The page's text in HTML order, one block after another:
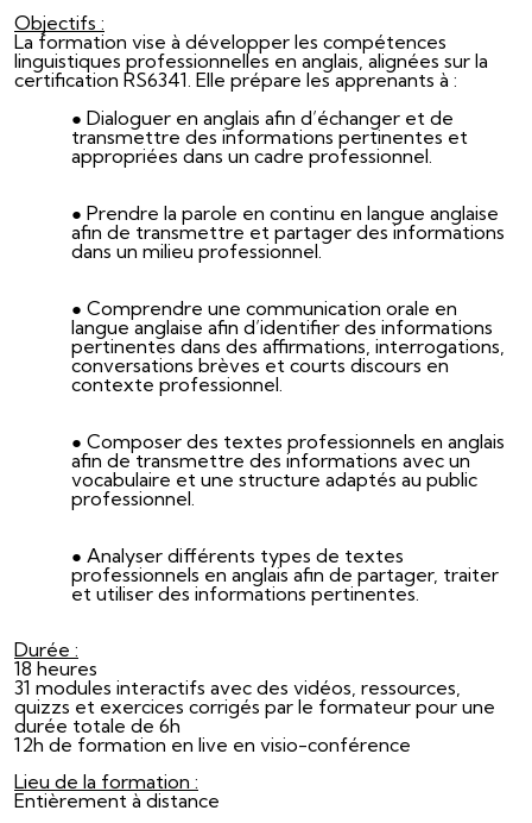
Objectifs :
La formation vise à développer les compétences
linguistiques professionnelles en anglais, alignées sur la
certification RS6341. Elle prépare les apprenants à :
Dialoguer en anglais afin d’échanger et de
transmettre des informations pertinentes et
appropriées dans un cadre professionnel.
Prendre la parole en continu en langue anglaise
afin de transmettre et partager des informations
dans un milieu professionnel.
Comprendre une communication orale en
langue anglaise afin d’identifier des informations
pertinentes dans des affirmations, interrogations,
conversations brèves et courts discours en
contexte professionnel.
Composer des textes professionnels en anglais
afin de transmettre des informations avec un
vocabulaire et une structure adaptés au public
professionnel.
Analyser différents types de textes
professionnels en anglais afin de partager, traiter
et utiliser des informations pertinentes.
Durée :
18 heures
31 modules interactifs avec des vidéos, ressources,
quizzs et exercices corrigés par le formateur pour une
durée totale de 6h
12h de formation en live en visio-conférence
Lieu de la formation :
Entièrement à distance